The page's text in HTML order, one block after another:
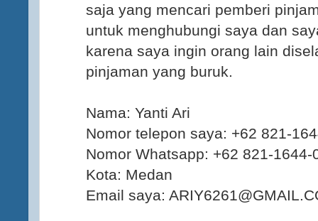
saja yang mencari pemberi
untuk menghubungi saya dan
karena saya ingin orang lain
pinjaman yang buruk.
Nama: Yanti Ari
Nomor telepon saya: +62 821-
Nomor Whatsapp: +62 821-1644-
Kota: Medan
Email saya: